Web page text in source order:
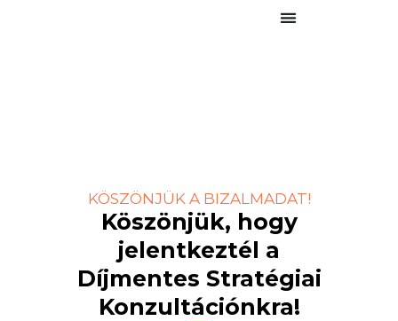
KÖSZÖNJÜK A BIZALMADAT!
Köszönjük, hogy
jelentkeztél a
Díjmentes Stratégiai
Konzultációnkra!